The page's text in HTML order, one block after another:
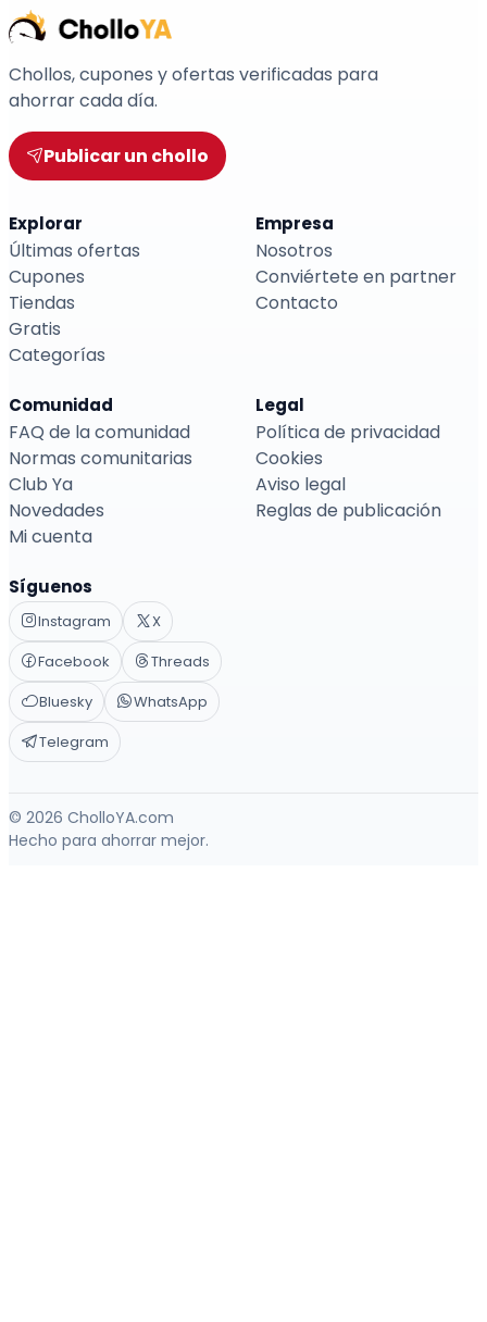
Chollos, cupones y ofertas verificadas para
ahorrar cada día.
Publicar un chollo
Explorar
Últimas ofertas
Cupones
Tiendas
Gratis
Categorías
Empresa
Nosotros
Conviértete en partner
Contacto
Comunidad
FAQ de la comunidad
Normas comunitarias
Club Ya
Novedades
Mi cuenta
Legal
Política de privacidad
Cookies
Aviso legal
Reglas de publicación
Síguenos
Instagram
X
Facebook
Threads
Bluesky
WhatsApp
Telegram
© 2026 CholloYA.com
Hecho para ahorrar mejor.